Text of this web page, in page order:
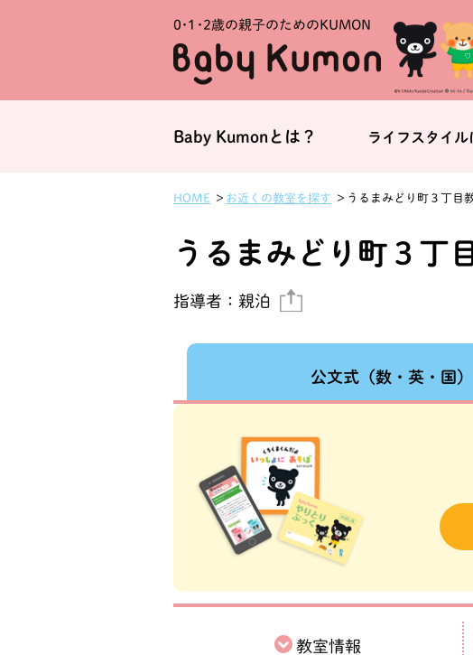
0・1・2歳の親子のためのKUMON
Baby Kumonとは？ ライフスタイ
HOME お近くの教室を探す うるまみどり町３丁目
うるまみどり町３丁
指導者： 親泊
公文式 （数・英・国）
教室情報